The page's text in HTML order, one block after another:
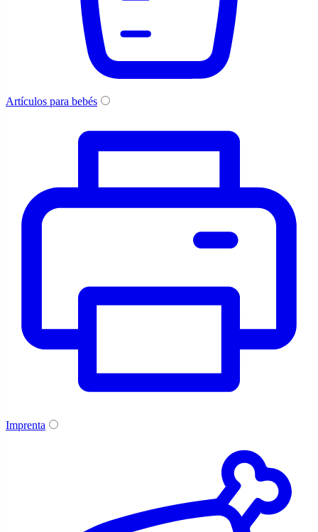
Artículos para bebés
Imprenta